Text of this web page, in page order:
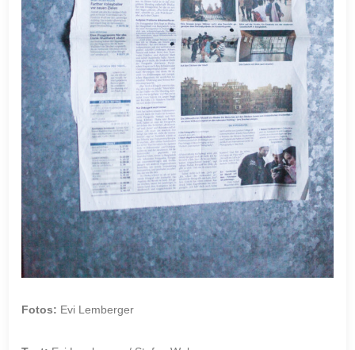
Fotos: Evi Lemberger